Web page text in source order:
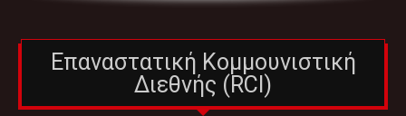
Επαναστατική Κομμουνιστική
Διεθνής (RCI)